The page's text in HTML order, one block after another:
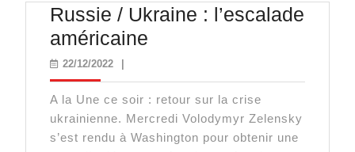
Russie / Ukraine : l’escalade
américaine
Ukraine
:
l’escalade
22/12/202222/12/2022
A la Une ce soir : retour sur la crise
ukrainienne. Mercredi Volodymyr Zelensky
s’est rendu à Washington pour obtenir une